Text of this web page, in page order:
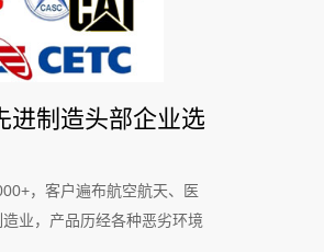
进制造头部企业选
，客户遍布航空航天、医
业，产品历经各种恶劣环境